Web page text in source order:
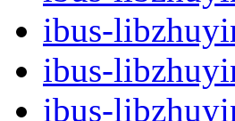
ibus-
ibus-
ibus-